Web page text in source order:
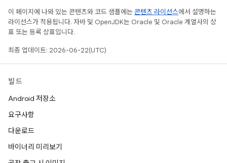
이 페이지에 나와 있는 콘텐츠와 코드 샘플에는 콘텐츠 라이선스에서 설명하는
라이선스가 적용됩니다. 자바 및 OpenJDK는 Oracle 및 Oracle 계열사의 상
표 또는 등록 상표입니다.
최종 업데이트: 2026-06-22(UTC)
빌드
Android 저장소
요구사항
다운로드
바이너리 미리보기